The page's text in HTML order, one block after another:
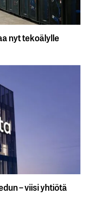
nyt tekoälylle
– viisi yhtiötä